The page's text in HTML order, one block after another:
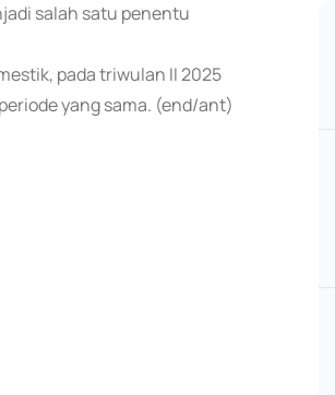
salah satu penentu
pada triwulan II 2025
yang sama. (end/ant)